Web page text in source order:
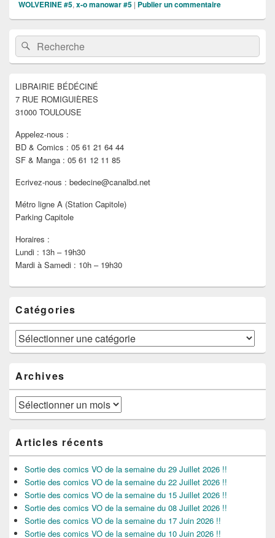
WOLVERINE #5, x-o manowar #5 | Publier un commentaire
Zone
principale
de
widget
barre
latérale
Recherche :Rechercher
LIBRAIRIE BÉDÉCINÉ
7 RUE ROMIGUIÈRES
31000 TOULOUSE
Appelez-nous :
BD & Comics : 05 61 21 64 44
SF & Manga : 05 61 12 11 85
Ecrivez-nous : bedecine@canalbd.net
Métro ligne A (Station Capitole)
Parking Capitole
Horaires :
Lundi : 13h – 19h30
Mardi à Samedi : 10h – 19h30
Catégories
Catégories
Archives
Archives
Articles récents
Sortie des comics VO de la semaine du 29 Juillet 2026 !!
Sortie des comics VO de la semaine du 22 Juillet 2026 !!
Sortie des comics VO de la semaine du 15 Juillet 2026 !!
Sortie des comics VO de la semaine du 08 Juillet 2026 !!
Sortie des comics VO de la semaine du 17 Juin 2026 !!
Sortie des comics VO de la semaine du 10 Juin 2026 !!